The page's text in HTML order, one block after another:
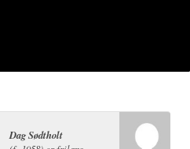
Dag Sødtholt